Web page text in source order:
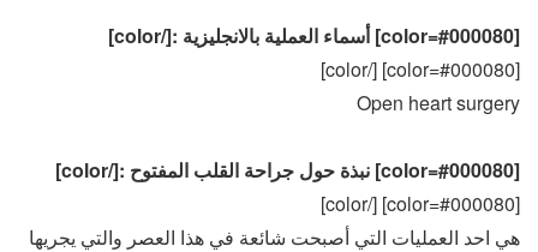
[color=#000080] أسماء العملية بالانجليزية :[/color]
[color=#000080] [/color]
Open heart surgery
[color=#000080] نبذة حول جراحة القلب المفتوح :[/color]
[color=#000080] [/color]
هي احد العمليات التي أصبحت شائعة في هذا العصر والتي يجريها